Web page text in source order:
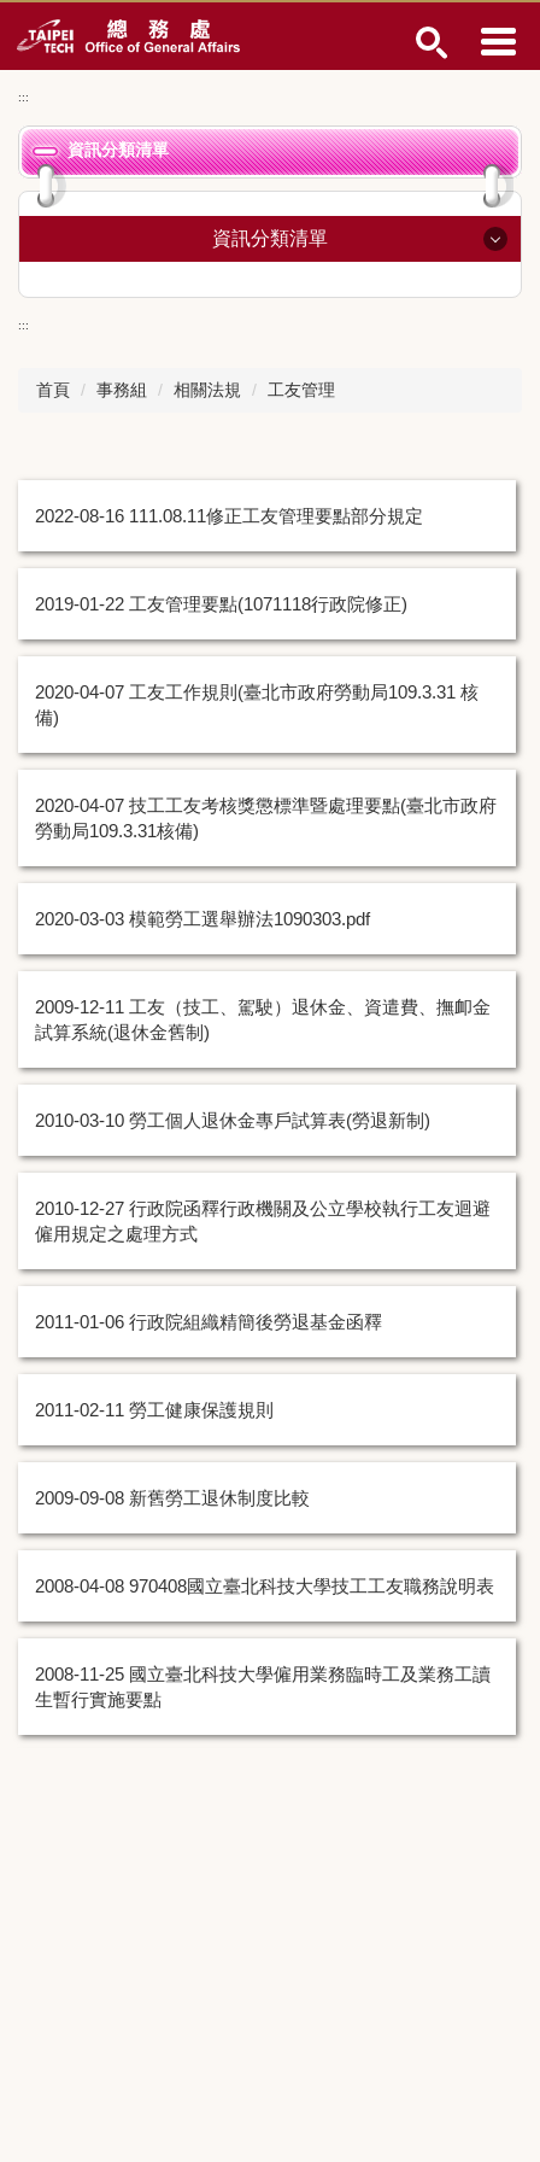
到
主
要
容
區
:::
資訊分類清單
資訊分類清單
總務長室
營繕組
出納組
統計資料
:::
首頁 事務組 相關法規 工友管理
2022-08-16 111.08.11修正工友管理要點部分規定
2019-01-22 工友管理要點(1071118行政院修正)
2020-04-07 工友工作規則(臺北市政府勞動局109.3.31 核
備)
2020-04-07 技工工友考核獎懲標準暨處理要點(臺北市政府
勞動局109.3.31核備)
2020-03-03 模範勞工選舉辦法1090303.pdf
2009-12-11 工友（技工、駕駛）退休金、資遣費、撫卹金
試算系統(退休金舊制)
2010-03-10 勞工個人退休金專戶試算表(勞退新制)
2010-12-27 行政院函釋行政機關及公立學校執行工友迴避
僱用規定之處理方式
2011-01-06 行政院組織精簡後勞退基金函釋
2011-02-11 勞工健康保護規則
2009-09-08 新舊勞工退休制度比較
2008-04-08 970408國立臺北科技大學技工工友職務說明表
2008-11-25 國立臺北科技大學僱用業務臨時工及業務工讀
生暫行實施要點